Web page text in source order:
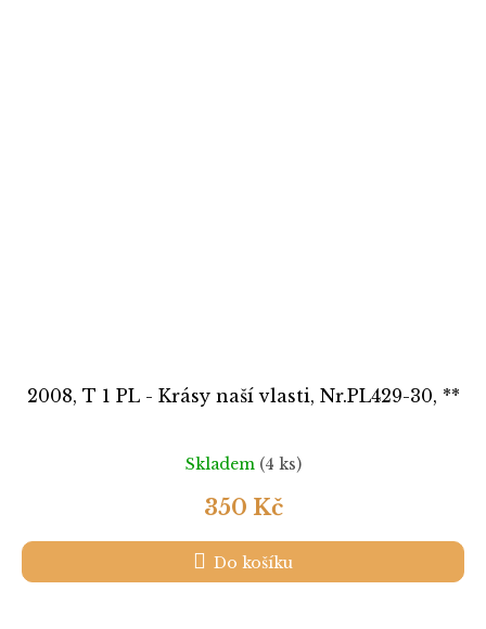
2008, T 1 PL - Krásy naší vlasti, Nr.PL429-30, **
Skladem (4 ks)
350 Kč
Do košíku